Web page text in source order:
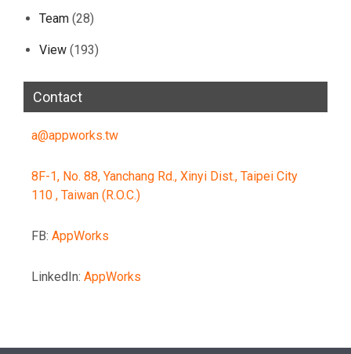
Team (28)
View (193)
Contact
a@appworks.tw
8F-1, No. 88, Yanchang Rd., Xinyi Dist., Taipei City
110 , Taiwan (R.O.C.)
FB: AppWorks
LinkedIn: AppWorks